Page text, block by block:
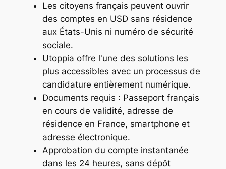
Les citoyens français peuvent ouvrir
des comptes en USD sans résidence
aux États-Unis ni numéro de sécurité
sociale.
Utoppia offre l'une des solutions les
plus accessibles avec un processus de
candidature entièrement numérique.
Documents requis : Passeport français
en cours de validité, adresse de
résidence en France, smartphone et
adresse électronique.
Approbation du compte instantanée
dans les 24 heures, sans dépôt